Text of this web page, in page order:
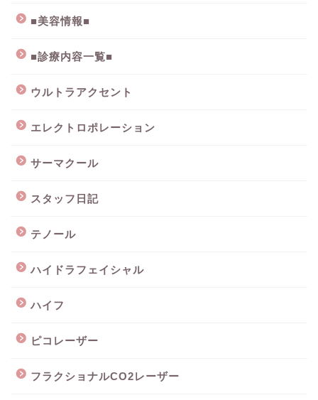
■美容情報■
■診療内容一覧■
ウルトラアクセント
エレクトロポレーション
サーマクール
スタッフ日記
テノール
ハイドラフェイシャル
ハイフ
ピコレーザー
フラクショナルCO2レーザー